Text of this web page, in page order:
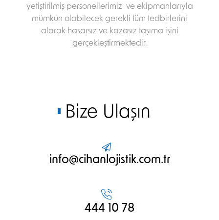
yetiştirilmiş personellerimiz ve ekipmanlarıyla
mümkün olabilecek gerekli tüm tedbirlerini
alarak hasarsız ve kazasız taşıma işini
gerçekleştirmektedir.
Bize Ulaşın
info@cihanlojistik.com.tr
444 10 78